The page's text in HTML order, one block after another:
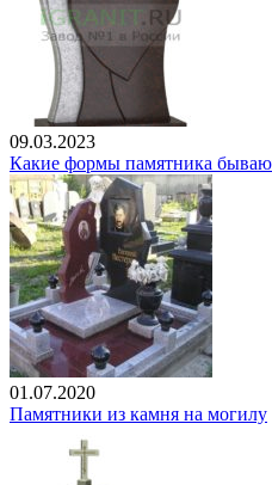
09.03.2023
Какие формы памятника
01.07.2020
Памятники из камня на могилу